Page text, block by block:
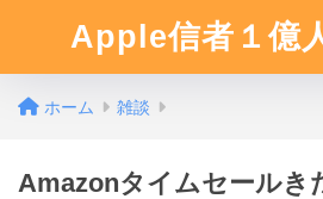
Apple信者１億
ホーム 雑談
Amazonタイムセールき